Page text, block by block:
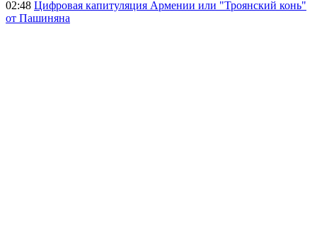
02:48 Цифровая капитуляция Армении или "Троянский конь"
от Пашиняна